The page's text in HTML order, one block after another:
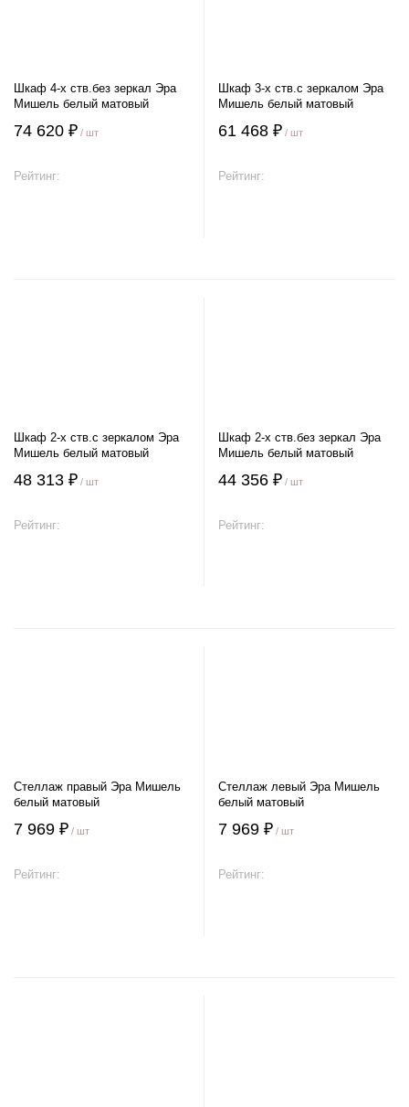
Шкаф 4-х ств.без зеркал Эра
Мишель белый матовый
74 620 ₽ / шт
Рейтинг:
Шкаф 3-х ств.с зеркалом Эра
Мишель белый матовый
61 468 ₽ / шт
Рейтинг:
Шкаф 2-х ств.с зеркалом Эра
Мишель белый матовый
48 313 ₽ / шт
Рейтинг:
Шкаф 2-х ств.без зеркал Эра
Мишель белый матовый
44 356 ₽ / шт
Рейтинг:
Стеллаж правый Эра Мишель
белый матовый
7 969 ₽ / шт
Рейтинг:
Стеллаж левый Эра Мишель
белый матовый
7 969 ₽ / шт
Рейтинг: